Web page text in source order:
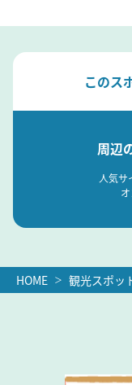
このス
周辺
人気サ
HOME 観光スポッ